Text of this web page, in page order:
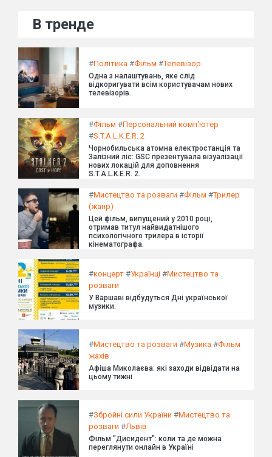
В тренде
#Політика #Фільм #Телевізор
Одна з налаштувань, яке слід
відкоригувати всім користувачам нових
телевізорів.
#Фільм #Персональний комп'ютер
#S.T.A.L.K.E.R. 2
Чорнобильська атомна електростанція та
Залізний ліс: GSC презентувала візуалізації
нових локацій для доповнення
S.T.A.L.K.E.R. 2.
#Мистецтво та розваги #Фільм #Трилер
(жанр)
Цей фільм, випущений у 2010 році,
отримав титул найвидатнішого
психологічного трилера в історії
кінематографа.
#концерт #Українці #Мистецтво та
розваги
У Варшаві відбудуться Дні української
музики.
#Мистецтво та розваги #Музика #Фільм
жахів
Афіша Миколаєва: які заходи відвідати на
цьому тижні
#Збройні сили України #Мистецтво та
розваги #Львів
Фільм "Дисидент": коли та де можна
переглянути онлайн в Україні